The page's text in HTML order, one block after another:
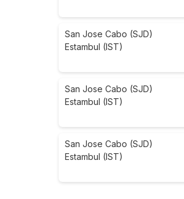
San Jose Cabo (SJD)
Estambul (IST)
San Jose Cabo (SJD)
Estambul (IST)
San Jose Cabo (SJD)
Estambul (IST)